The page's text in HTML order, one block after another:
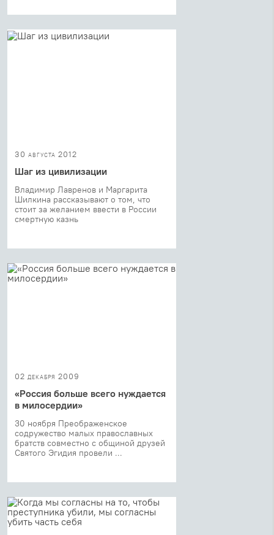
30 августа 2012
Шаг из цивилизации
Владимир Лавренов и Маргарита
Шилкина рассказывают о том, что
стоит за желанием ввести в России
смертную казнь
02 декабря 2009
«Россия больше всего нуждается
в милосердии»
30 ноября Преображенское
содружество малых православных
братств совместно с общиной друзей
Святого Эгидия провели ...